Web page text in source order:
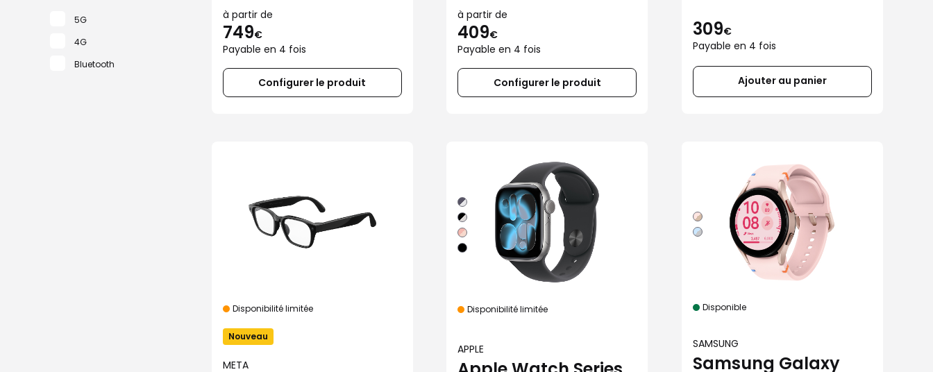
5G
4G
Bluetooth
à partir de
749€
Payable en 4 fois
Configurer le produit
à partir de
409€
Payable en 4 fois
Configurer le produit
309€
Payable en 4 fois
Ajouter au panier
Disponibilité limitée
Nouveau
META
Disponibilité limitée
APPLE
Disponible
SAMSUNG
Samsung Galaxy